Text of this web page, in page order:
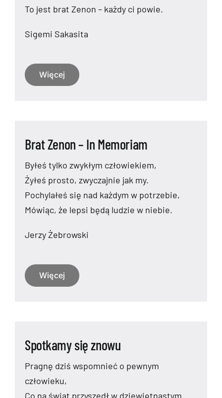
To jest brat Zenon – każdy ci powie.
Sigemi Sakasita
Więcej
Brat Zenon – In Memoriam
Byłeś tylko zwykłym człowiekiem,
Żyłeś prosto, zwyczajnie jak my.
Pochylałeś się nad każdym w potrzebie,
Mówiąc, że lepsi będą ludzie w niebie.
Jerzy Żebrowski
Więcej
Spotkamy się znowu
Pragnę dziś wspomnieć o pewnym
człowieku,
Co na świat przyszedł w dziewiętnastym